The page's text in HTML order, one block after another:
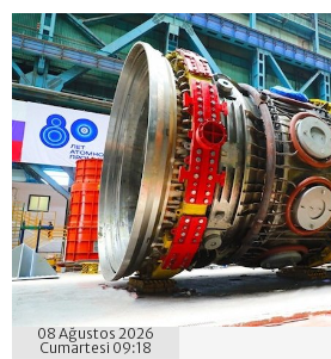
08 Ağustos 2026
Cumartesi 09:18